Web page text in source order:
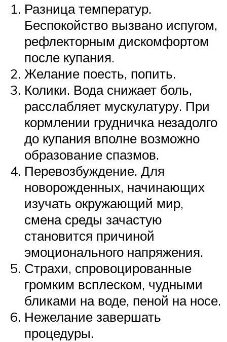
Разница температур.
Беспокойство вызвано испугом,
рефлекторным дискомфортом
после купания.
Желание поесть, попить.
Колики. Вода снижает боль,
расслабляет мускулатуру. При
кормлении грудничка незадолго
до купания вполне возможно
образование спазмов.
Перевозбуждение. Для
новорожденных, начинающих
изучать окружающий мир,
смена среды зачастую
становится причиной
эмоционального напряжения.
Страхи, спровоцированные
громким всплеском, чудными
бликами на воде, пеной на носе.
Нежелание завершать
процедуры.